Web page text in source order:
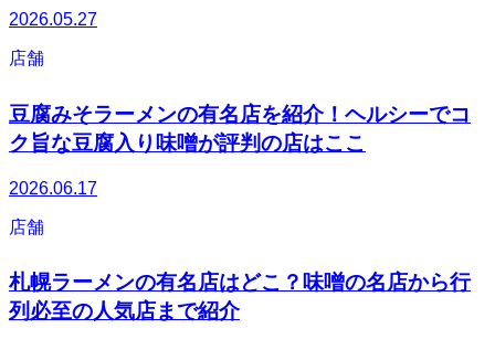
2026.05.27
店舗
豆腐みそラーメンの有名店を紹介！ヘルシーでコ
ク旨な豆腐入り味噌が評判の店はここ
2026.06.17
店舗
札幌ラーメンの有名店はどこ？味噌の名店から行
列必至の人気店まで紹介